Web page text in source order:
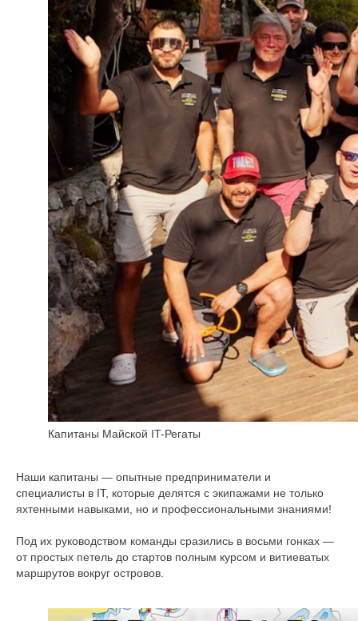
Капитаны Майской IT-Регаты
Наши капитаны — опытные предприниматели и
специалисты в IT, которые делятся с экипажами не только
яхтенными навыками, но и профессиональными знаниями!
Под их руководством команды сразились в восьми гонках —
от простых петель до стартов полным курсом и витиеватых
маршрутов вокруг островов.